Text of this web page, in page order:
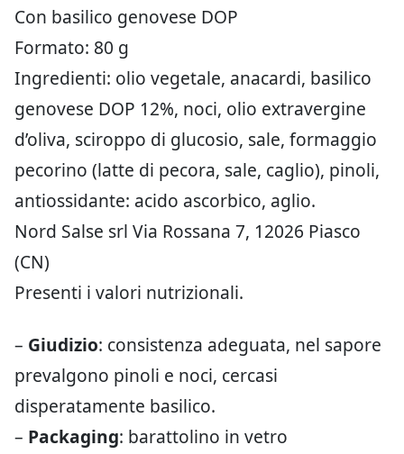
Con basilico genovese DOP
Formato: 80 g
Ingredienti: olio vegetale, anacardi, basilico
genovese DOP 12%, noci, olio extravergine
d’oliva, sciroppo di glucosio, sale, formaggio
pecorino (latte di pecora, sale, caglio), pinoli,
antiossidante: acido ascorbico, aglio.
Nord Salse srl Via Rossana 7, 12026 Piasco
(CN)
Presenti i valori nutrizionali.
– Giudizio: consistenza adeguata, nel sapore
prevalgono pinoli e noci, cercasi
disperatamente basilico.
– Packaging: barattolino in vetro